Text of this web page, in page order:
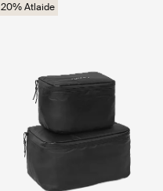
20% Atlaide